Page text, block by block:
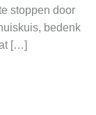
stoppen door
bedenk
[…]